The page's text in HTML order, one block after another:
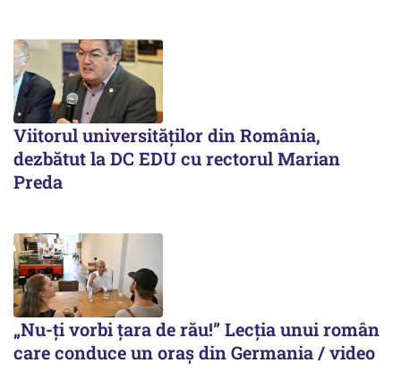
Viitorul universităților din România,
dezbătut la DC EDU cu rectorul Marian
Preda
„Nu-ți vorbi țara de rău!” Lecția unui român
care conduce un oraș din Germania / video